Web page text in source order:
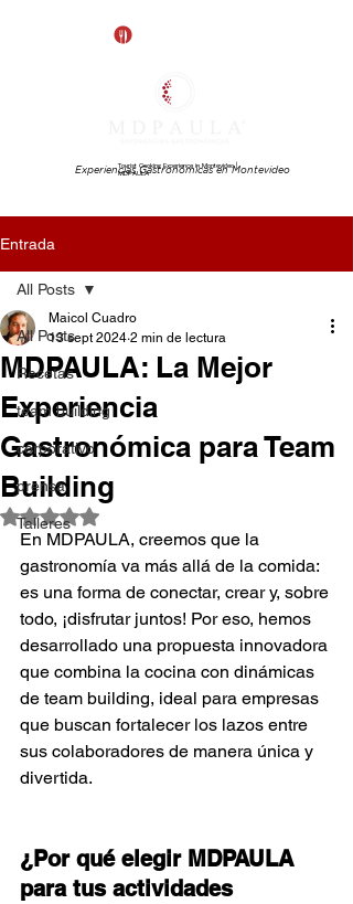
Experiencias Gastronómicas en Montevideo
Tourist Cooking Experience in Montevideo |
MDPAULA
Entrada
All Posts
Recetas
team building
corporativo
prensa
Talleres
All Posts
MDPAULA: La Mejor
Experiencia
Gastronómica para Team
Building
Maicol Cuadro
13 sept 2024 2 min de lectura
Obtuvo NaN de 5 estrellas.
En MDPAULA, creemos que la
gastronomía va más allá de la comida:
es una forma de conectar, crear y, sobre
todo, ¡disfrutar juntos! Por eso, hemos
desarrollado una propuesta innovadora
que combina la cocina con dinámicas
de team building, ideal para empresas
que buscan fortalecer los lazos entre
sus colaboradores de manera única y
divertida.
¿Por qué elegir MDPAULA
para tus actividades